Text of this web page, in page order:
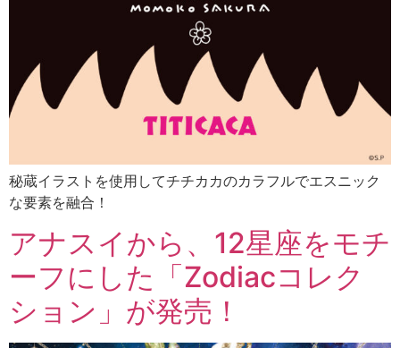
秘蔵イラストを使用してチチカカのカラフルでエスニック
な要素を融合！
アナスイから、12星座をモチ
ーフにした「Zodiacコレク
ション」が発売！